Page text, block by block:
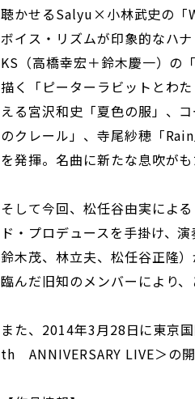
聴かせるSalyu×小林武史の
ボイス・リズムが印象的なハ
KS（高橋幸宏＋鈴木慶一）の
描く「ピーターラビットとわ
える宮沢和史「夏色の服」、
のクレール」、寺尾紗穂「
を発揮。名曲に新たな息吹がも
そして今回、松任谷由実によ
ド・プロデュースを手掛け、
鈴木茂、林立夫、松任谷正隆
臨んだ旧知のメンバーにより
また、2014年3月28日に東京
th ANNIVERSARY LIVE＞の開